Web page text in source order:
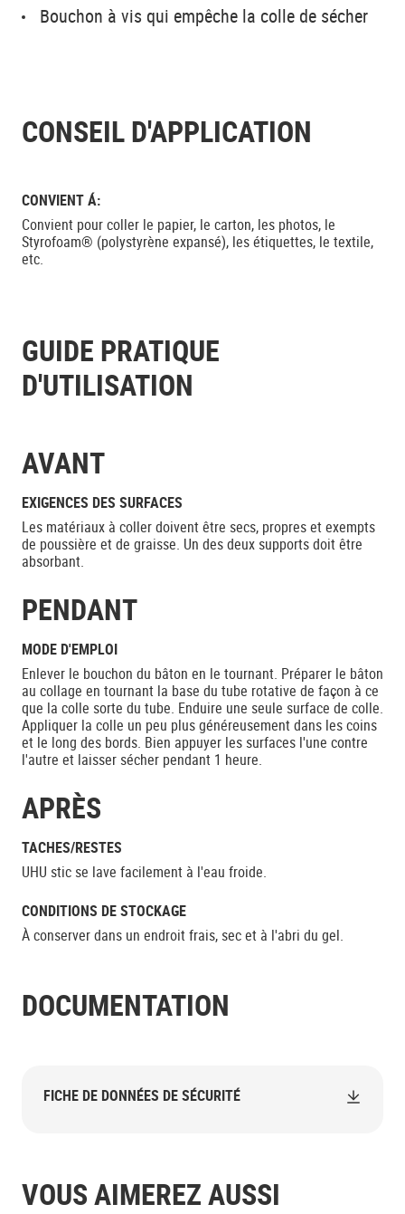
Bouchon à vis qui empêche la colle de sécher
CONSEIL D'APPLICATION
CONVIENT Á:
Convient pour coller le papier, le carton, les photos, le
Styrofoam® (polystyrène expansé), les étiquettes, le textile,
etc.
GUIDE PRATIQUE
D'UTILISATION
AVANT
EXIGENCES DES SURFACES
Les matériaux à coller doivent être secs, propres et exempts
de poussière et de graisse. Un des deux supports doit être
absorbant.
PENDANT
MODE D'EMPLOI
Enlever le bouchon du bâton en le tournant. Préparer le bâton
au collage en tournant la base du tube rotative de façon à ce
que la colle sorte du tube. Enduire une seule surface de colle.
Appliquer la colle un peu plus généreusement dans les coins
et le long des bords. Bien appuyer les surfaces l'une contre
l'autre et laisser sécher pendant 1 heure.
APRÈS
TACHES/RESTES
UHU stic se lave facilement à l'eau froide.
CONDITIONS DE STOCKAGE
À conserver dans un endroit frais, sec et à l'abri du gel.
DOCUMENTATION
FICHE DE DONNÉES DE SÉCURITÉ
VOUS AIMEREZ AUSSI